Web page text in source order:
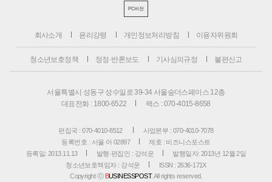
PC버전
회사소개 윤리강령 개인정보처리방침 이용자위원회
청소년보호정책 정정·반론보도 기사심의규정 불편신고
서울특별시 성동구 성수일로 39-34 서울숲더스페이스 12층
대표전화 : 1800-6522
팩스 : 070-4015-8658
편집국 : 070-4010-8512
사업본부 : 070-4010-7078
등록번호 : 서울 아 02897
제호 : 비즈니스포스트
등록일: 2013.11.13
발행·편집인 : 강석운
발행일자: 2013년 12월 2일
청소년보호책임자 : 강석운
ISSN : 2636-171X
Copyright ⓒ BUSINESSPOST. All rights reserved.